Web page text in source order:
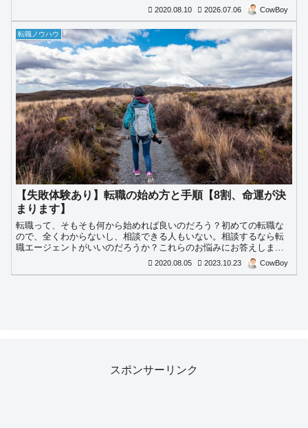
2020.08.10 2026.07.06 CowBoy
転職ノウハウ
【失敗体験あり】転職の始め方と手順【8割、命運が決
まります】
転職って、そもそも何から始めれば良いのだろう？初めての転職な
ので、全くわからないし、相談できる人もいない。相談するなら転
職エージェントがいいのだろうか？これらのお悩みにお答えしま
2020.08.05 2023.10.23 CowBoy
スポンサーリンク